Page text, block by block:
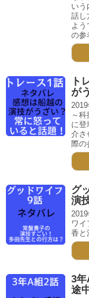
いう
話し
よう
の参
ト
が
～
に登
介さ
際の
グ
演
ワイ
香と
3年
途